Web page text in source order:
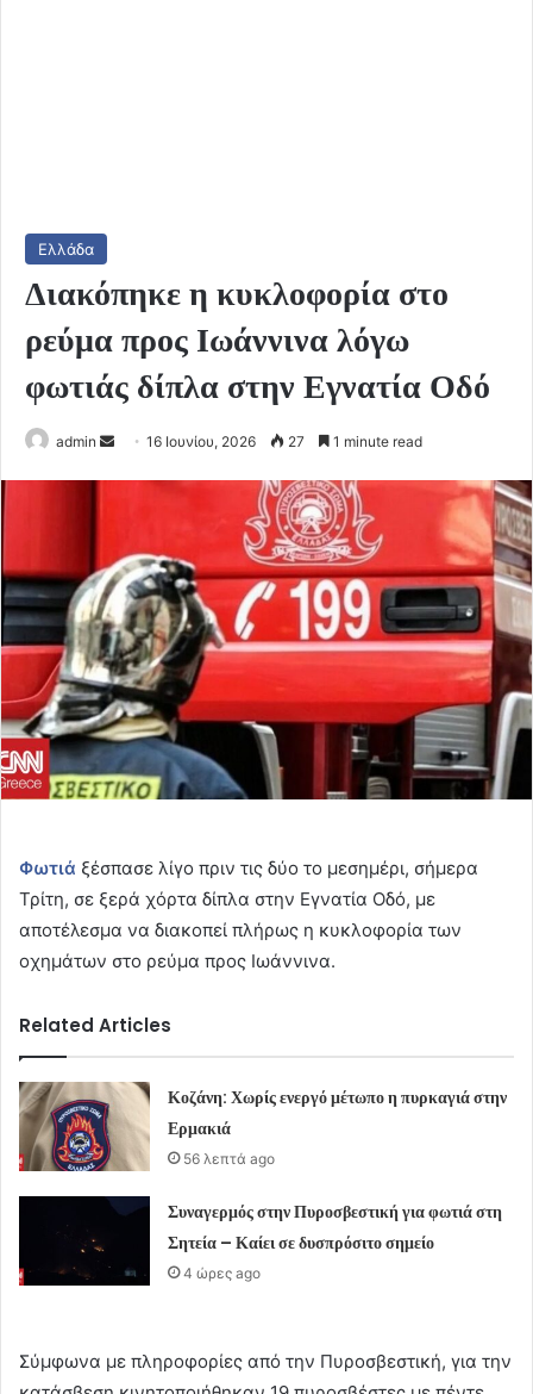
Ελλάδα
Διακόπηκε η κυκλοφορία στο
ρεύμα προς Ιωάννινα λόγω
φωτιάς δίπλα στην Εγνατία Οδό
admin
Send16 Ιουνίου, 2026 27 1 minute read
Φωτιά ξέσπασε λίγο πριν τις δύο το μεσημέρι, σήμερα
Τρίτη, σε ξερά χόρτα δίπλα στην Εγνατία Οδό, με
αποτέλεσμα να διακοπεί πλήρως η κυκλοφορία των
οχημάτων στο ρεύμα προς Ιωάννινα.
Related Articles
Κοζάνη: Χωρίς ενεργό μέτωπο η πυρκαγιά στην
Ερμακιά
56 λεπτά ago
Συναγερμός στην Πυροσβεστική για φωτιά στη
Σητεία – Καίει σε δυσπρόσιτο σημείο
4 ώρες ago
Σύμφωνα με πληροφορίες από την Πυροσβεστική, για την